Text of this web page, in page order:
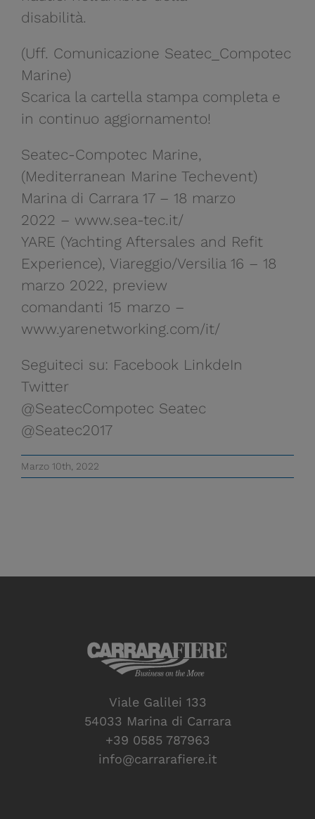
disabilità.
(Uff. Comunicazione Seatec_Compotec
Marine)
Scarica la cartella stampa completa e
in continuo aggiornamento!
Seatec-Compotec Marine,
(Mediterranean Marine Techevent)
Marina di Carrara 17 – 18 marzo
2022 – www.sea-tec.it/
YARE (Yachting Aftersales and Refit
Experience), Viareggio/Versilia 16 – 18
marzo 2022, preview
comandanti 15 marzo –
www.yarenetworking.com/it/
Seguiteci su: Facebook LinkdeIn
Twitter
@SeatecCompotec Seatec
@Seatec2017
Marzo 10th, 2022
Viale Galilei 133
54033 Marina di Carrara
+39 0585 787963
info@carrarafiere.it